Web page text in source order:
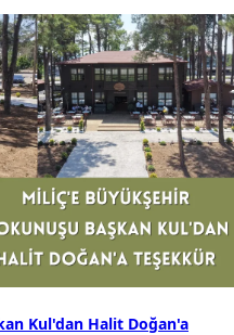
Kul'dan Halit Doğan'a